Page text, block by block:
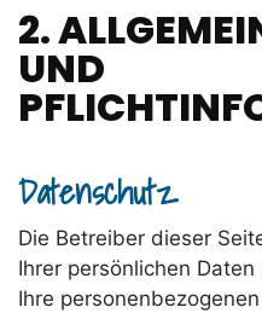
2.
UND
Datenschutz
Die Betreiber dieser
Ihrer persönlichen
Ihre